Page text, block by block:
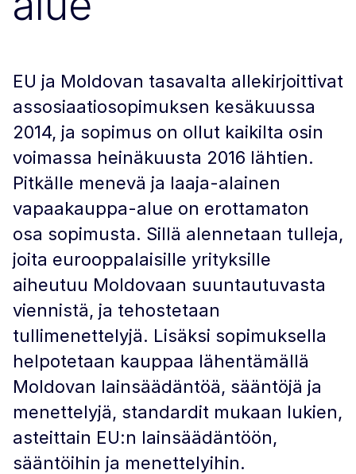
EU ja Moldovan tasavalta allekirjoittivat
assosiaatiosopimuksen kesäkuussa
2014, ja sopimus on ollut kaikilta osin
voimassa heinäkuusta 2016 lähtien.
Pitkälle menevä ja laaja-alainen
vapaakauppa-alue on erottamaton
osa sopimusta. Sillä alennetaan tulleja,
joita eurooppalaisille yrityksille
aiheutuu Moldovaan suuntautuvasta
viennistä, ja tehostetaan
tullimenettelyjä. Lisäksi sopimuksella
helpotetaan kauppaa lähentämällä
Moldovan lainsäädäntöä, sääntöjä ja
menettelyjä, standardit mukaan lukien,
asteittain EU:n lainsäädäntöön,
sääntöihin ja menettelyihin.